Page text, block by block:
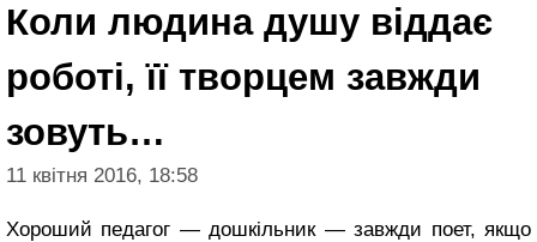
Коли людина душу віддає
роботі, її творцем завжди
зовуть…
11 квітня 2016, 18:58
Хороший педагог — дошкільник — завжди поет, якщо